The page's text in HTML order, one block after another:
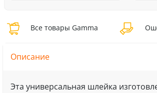
Все товары Gamma
Описание
Эта универсальная шлейка